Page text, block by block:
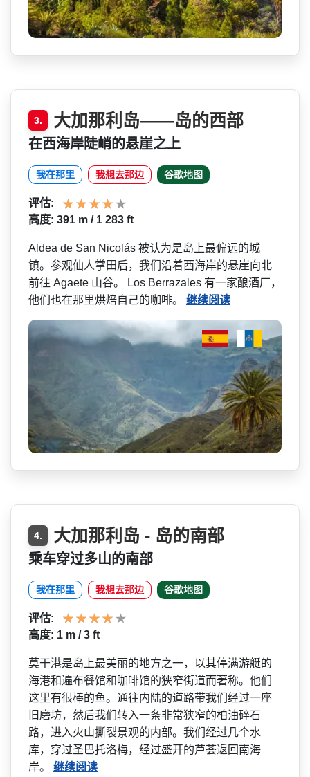
3. 大加那利岛——岛的西部
在西海岸陡峭的悬崖之上
我在那里 我想去那边 谷歌地图
评估:
高度: 391 m / 1 283 ft
Aldea de San Nicolás 被认为是岛上最偏远的城
镇。­参观仙人掌田后，我们沿着西海岸的悬崖向北
前往 Agaete 山谷。 Los Berrazales 有一家酿酒厂，
他们也在那里­烘焙自己的咖啡。 继续阅读
4. 大加那利岛 - 岛的南部
乘车穿过多山的南部
我在那里 我想去那边 谷歌地图
评估:
高度: 1 m / 3 ft
莫干港是岛上最美丽的地方之­一，以其停满游艇的
海港和遍布餐馆和咖啡馆的狭窄街­道而著称。他们
这里有很棒的鱼。通往内陆的道路带我­们经过一座
旧磨坊，然后我们转入一条非常狭窄的柏油­碎石
路，进入火山撕裂景观的内部。我们经过几个水
库­，穿过圣巴托洛梅，经过盛开的芦荟返回南海
岸。 继续阅读